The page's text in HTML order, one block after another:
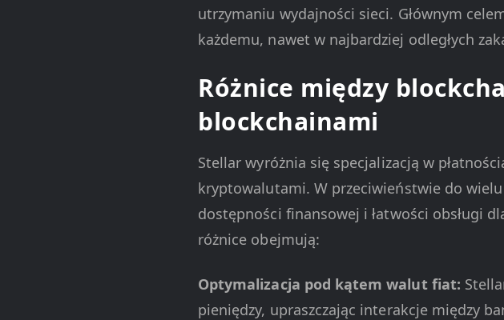
utrzymaniu wydajności sieci. Głównym
każdemu, nawet w najbardziej odległych
Różnice między
blockchainami
Stellar wyróżnia się specjalizacją w
kryptowalutami. W przeciwieństwie do
dostępności finansowej i łatwości obsługi
różnice obejmują:
Optymalizacja pod kątem walut fiat:
pieniędzy, upraszczając interakcje między